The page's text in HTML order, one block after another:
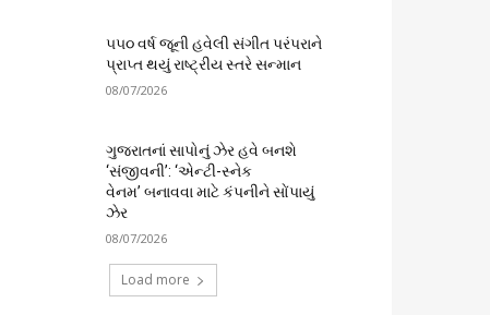
૫૫૦ વર્ષ જૂની હવેલી સંગીત પરંપરાને
પ્રાપ્ત થયું રાષ્ટ્રીય સ્તરે સન્માન
08/07/2026
ગુજરાતનાં સાપોનું ઝેર હવે બનશે
‘સંજીવની’: ‘એન્ટી-સ્નેક
વેનમ’ બનાવવા માટે કંપનીને સોંપાયું
ઝેર
08/07/2026
Load more